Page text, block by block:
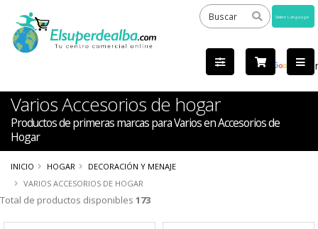
by
Varios Accesorios de hogar
Productos de primeras marcas para Varios en Accesorios de
Hogar
INICIO HOGAR
DECORACIÓN Y MENAJE
VARIOS ACCESORIOS DE HOGAR
Total de productos disponibles 173